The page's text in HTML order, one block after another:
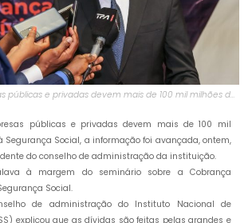
públicas e privadas devem mais de 100 mil milhões de
públicas e privadas devem mais de 100 mil
Segurança Social, a informação foi avançada, ontem,
do conselho de administração da instituição.
à margem do seminário sobre a Cobrança
Social.
de administração do Instituto Nacional de
explicou que as dívidas são feitas pelas grandes e